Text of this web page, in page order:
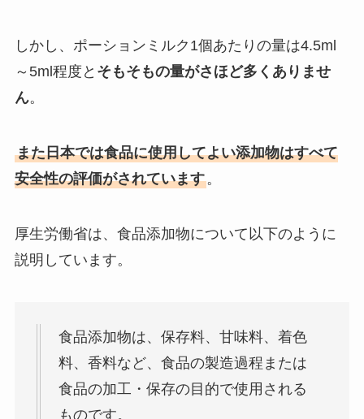
しかし、ポーションミルク1個あたりの量は4.5ml
～5ml程度と そもそもの量がさほど多くありませ
ん。
また日本では食品に使用してよい添加物はすべて
安全性の評価がされています。
厚生労働省は、食品添加物について以下のように
説明しています。
食品添加物は、保存料、甘味料、着色
料、香料など、食品の製造過程または
食品の加工・保存の目的で使用される
ものです。